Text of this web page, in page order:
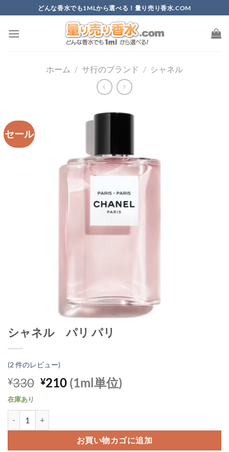
to
content
どんな香水でも1MLから選べる！量り売り香水.COM
ホーム / サ行のブランド / シャネル
セール
シャネル パリ パリ
(2件のレビュー)
¥330 元
価
格
は
¥210現
在
格
は
(1ml単位)
在庫あり
お買い物カゴに追加